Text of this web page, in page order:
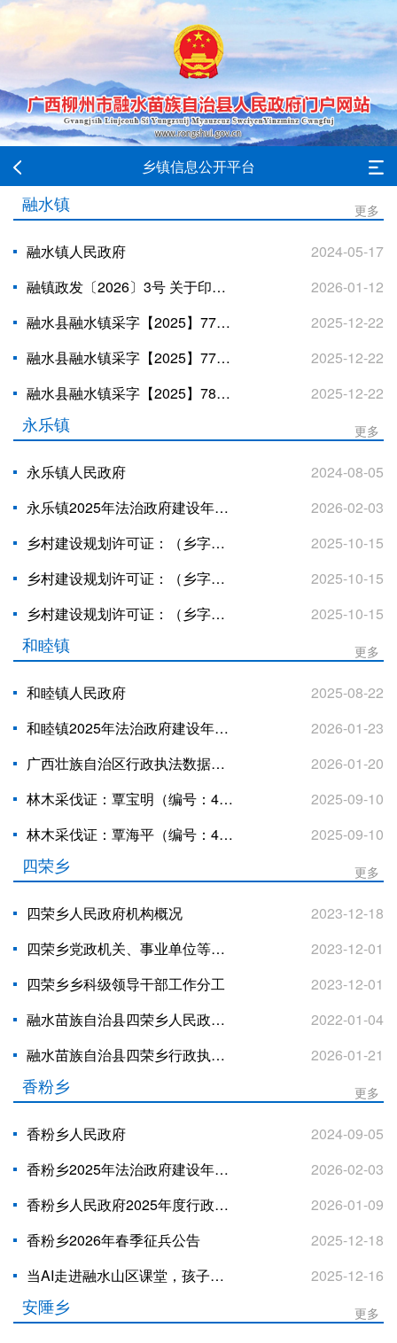
乡镇信息公开平台
融水镇 更多
融水镇人民政府
2024-05-17
融镇政发〔2026〕3号 关于印发《融水镇2026年生态护林员项目 选聘的实施方案》的通知
2026-01-12
融水县融水镇采字【2025】779号
2025-12-22
融水县融水镇采字【2025】778号
2025-12-22
融水县融水镇采字【2025】782号
2025-12-22
永乐镇 更多
永乐镇人民政府
2024-08-05
永乐镇2025年法治政府建设年度报告
2026-02-03
乡村建设规划许可证：（乡字第4502252025XG0531556号）公示
2025-10-15
乡村建设规划许可证：（乡字第4502252025XG0530540号）公示
2025-10-15
乡村建设规划许可证：（乡字第4502252025XG0529580号）公示
2025-10-15
和睦镇 更多
和睦镇人民政府
2025-08-22
和睦镇2025年法治政府建设年度报告
2026-01-23
广西壮族自治区行政执法数据统计年报表（2025年度-和睦镇人民政府）
2026-01-20
林木采伐证：覃宝明（编号：45022501250910019）公示
2025-09-10
林木采伐证：覃海平（编号：45022501250910020）公示
2025-09-10
四荣乡 更多
四荣乡人民政府机构概况
2023-12-18
四荣乡党政机关、事业单位等干部工作分工
2023-12-01
四荣乡乡科级领导干部工作分工
2023-12-01
融水苗族自治县四荣乡人民政府机构概况
2022-01-04
融水苗族自治县四荣乡行政执法数据统计年报表
2026-01-21
香粉乡 更多
香粉乡人民政府
2024-09-05
香粉乡2025年法治政府建设年度报告
2026-02-03
香粉乡人民政府2025年度行政执法数据
2026-01-09
香粉乡2026年春季征兵公告
2025-12-18
当AI走进融水山区课堂，孩子们的未来有了模样
2025-12-16
安陲乡 更多